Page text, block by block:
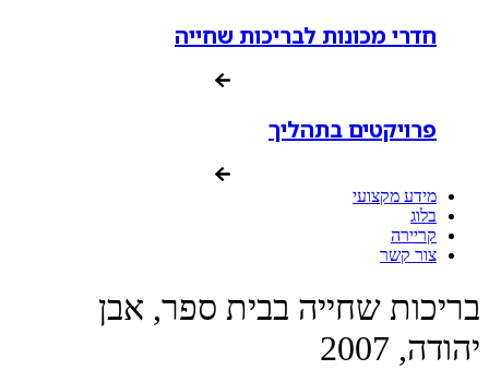
חדרי מכונות לבריכות שחייה
פרויקטים בתהליך
מידע מקצועי
בלוג
קריירה
צור קשר
בריכות שחייה בבית ספר, אבן
יהודה, 2007